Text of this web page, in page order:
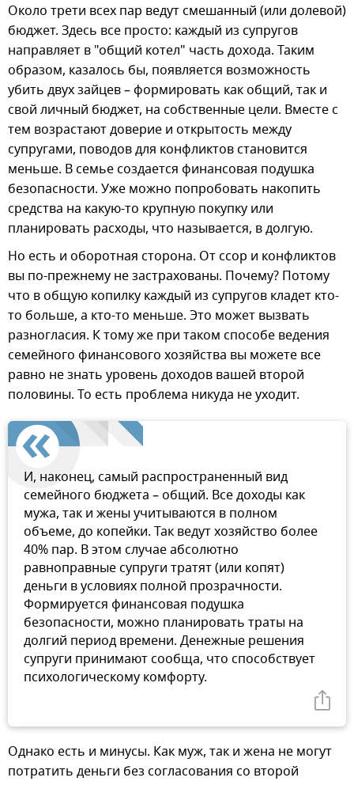
Около трети всех пар ведут смешанный (или долевой)
бюджет. Здесь все просто: каждый из супругов
направляет в "общий котел" часть дохода. Таким
образом, казалось бы, появляется возможность
убить двух зайцев – формировать как общий, так и
свой личный бюджет, на собственные цели. Вместе с
тем возрастают доверие и открытость между
супругами, поводов для конфликтов становится
меньше. В семье создается финансовая подушка
безопасности. Уже можно попробовать накопить
средства на какую-то крупную покупку или
планировать расходы, что называется, в долгую.
Но есть и оборотная сторона. От ссор и конфликтов
вы по-прежнему не застрахованы. Почему? Потому
что в общую копилку каждый из супругов кладет кто-
то больше, а кто-то меньше. Это может вызвать
разногласия. К тому же при таком способе ведения
семейного финансового хозяйства вы можете все
равно не знать уровень доходов вашей второй
половины. То есть проблема никуда не уходит.
И, наконец, самый распространенный вид
семейного бюджета – общий. Все доходы как
мужа, так и жены учитываются в полном
объеме, до копейки. Так ведут хозяйство более
40% пар. В этом случае абсолютно
равноправные супруги тратят (или копят)
деньги в условиях полной прозрачности.
Формируется финансовая подушка
безопасности, можно планировать траты на
долгий период времени. Денежные решения
супруги принимают сообща, что способствует
психологическому комфорту.
Однако есть и минусы. Как муж, так и жена не могут
потратить деньги без согласования со второй